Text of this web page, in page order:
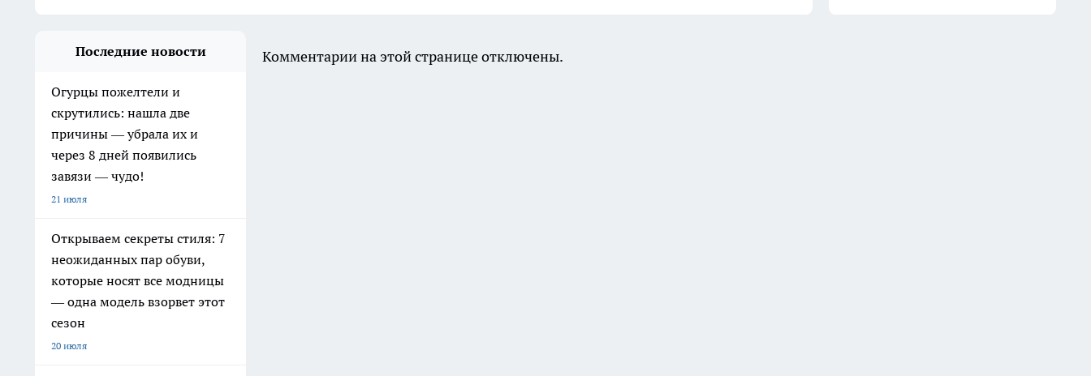
Последние новости
Огурцы пожелтели и
скрутились: нашла две
причины — убрала их и
через 8 дней появились
завязи — чудо!
21 июля
Открываем секреты стиля: 7
неожиданных пар обуви,
которые носят все модницы
— одна модель взорвет этот
сезон
20 июля
Комментарии на этой странице отключены.